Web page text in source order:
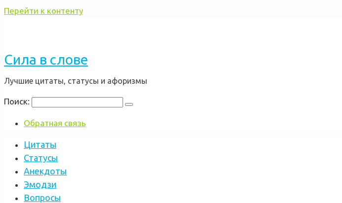
Перейти к контенту
Сила в слове
Лучшие цитаты, статусы и афоризмы
Поиск:
Обратная связь
Цитаты
Статусы
Анекдоты
Эмодзи
Вопросы